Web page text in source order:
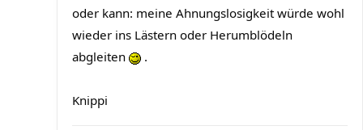
oder kann: meine Ahnungslosigkeit würde wohl
wieder ins Lästern oder Herumblödeln
abgleiten
.
Knippi